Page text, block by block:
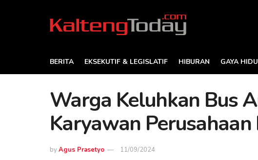
BERITA EKSEKUTIF & LEGISLATIF HIBURAN GAYA
Warga Keluhkan Bus
Karyawan
byAgus Prasetyo 11/09/2024